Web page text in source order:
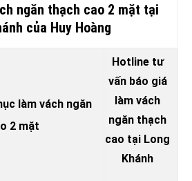
ngăn thạch cao 2 mặt tại
của Huy Hoàng
làm vách ngăn
2 mặt
Hotline tư
vấn báo giá
làm vách
ngăn thạch
cao tại Long
Khánh